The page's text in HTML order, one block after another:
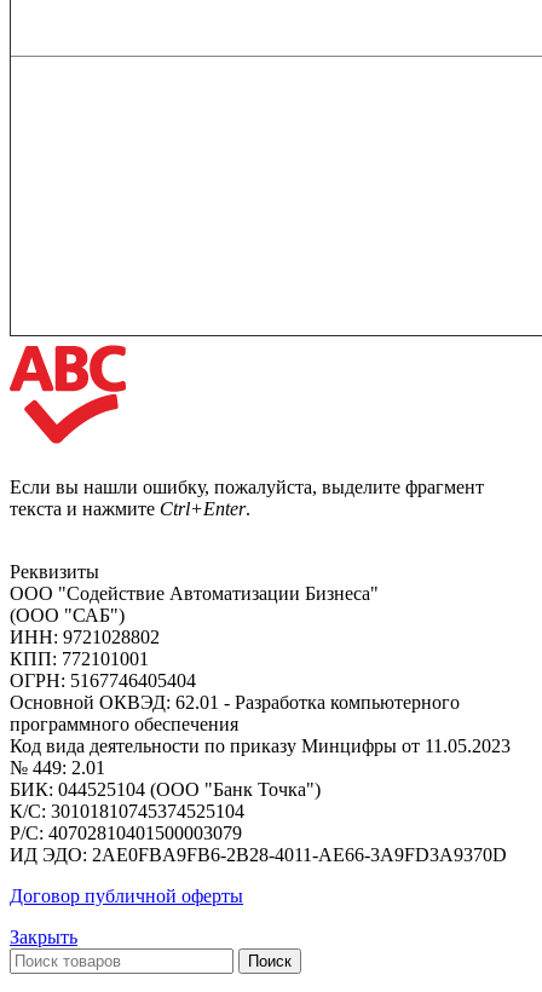
Если вы нашли ошибку, пожалуйста, выделите фрагмент
текста и нажмите Ctrl+Enter.
Реквизиты
ООО "Содействие Автоматизации Бизнеса"
(ООО "САБ")
ИНН: 9721028802
КПП: 772101001
ОГРН: 5167746405404
Основной ОКВЭД: 62.01 - Разработка компьютерного
программного обеспечения
Код вида деятельности по приказу Минцифры от 11.05.2023
№ 449: 2.01
БИК: 044525104 (ООО "Банк Точка")
К/С: 30101810745374525104
Р/С: 40702810401500003079
ИД ЭДО: 2AE0FBA9FB6-2B28-4011-AE66-3A9FD3A9370D
Договор публичной оферты
Закрыть
Поиск